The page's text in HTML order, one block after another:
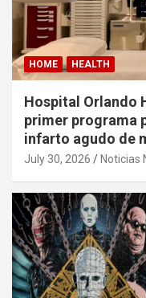
HOME HEALTH
Hospital Orlando
primer programa
infarto agudo de
July 30, 2026 Noticias